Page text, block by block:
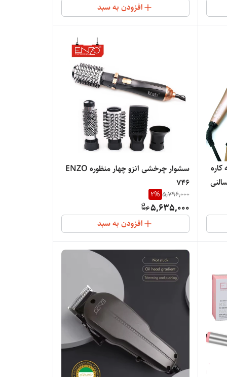
افزودن به سبد
حرارت 985،سالنی
سشوار چرخشی انزو چهار منظوره ENZO
746
5,796,000
2%
5,635,000
افزودن به سبد